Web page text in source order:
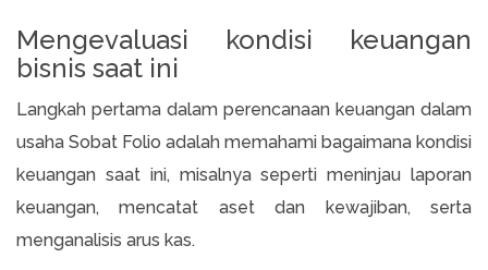
Mengevaluasi kondisi keuangan
bisnis saat ini
Langkah pertama dalam perencanaan keuangan dalam
usaha Sobat Folio adalah memahami bagaimana kondisi
keuangan saat ini, misalnya seperti meninjau laporan
keuangan, mencatat aset dan kewajiban, serta
menganalisis arus kas.